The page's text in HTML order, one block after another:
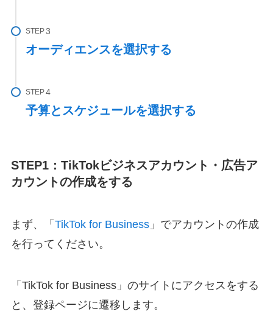
STEP
オーディエンスを選択する
STEP
予算とスケジュールを選択する
STEP1：TikTokビジネスアカウント・広告ア
カウントの作成をする
まず、「 TikTok for Business」でアカウントの作成
を行ってください。
「TikTok for Business」のサイトにアクセスをする
と、登録ページに遷移します。